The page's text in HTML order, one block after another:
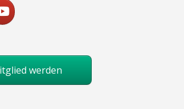
werden